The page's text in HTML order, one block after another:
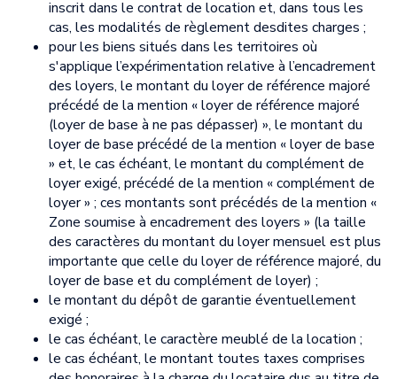
inscrit dans le contrat de location et, dans tous les
cas, les modalités de règlement desdites charges ;
pour les biens situés dans les territoires où
s'applique l’expérimentation relative à l’encadrement
des loyers, le montant du loyer de référence majoré
précédé de la mention « loyer de référence majoré
(loyer de base à ne pas dépasser) », le montant du
loyer de base précédé de la mention « loyer de base
» et, le cas échéant, le montant du complément de
loyer exigé, précédé de la mention « complément de
loyer » ; ces montants sont précédés de la mention «
Zone soumise à encadrement des loyers » (la taille
des caractères du montant du loyer mensuel est plus
importante que celle du loyer de référence majoré, du
loyer de base et du complément de loyer) ;
le montant du dépôt de garantie éventuellement
exigé ;
le cas échéant, le caractère meublé de la location ;
le cas échéant, le montant toutes taxes comprises